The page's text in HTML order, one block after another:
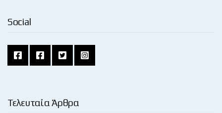
Social
Τελευταία Άρθρα